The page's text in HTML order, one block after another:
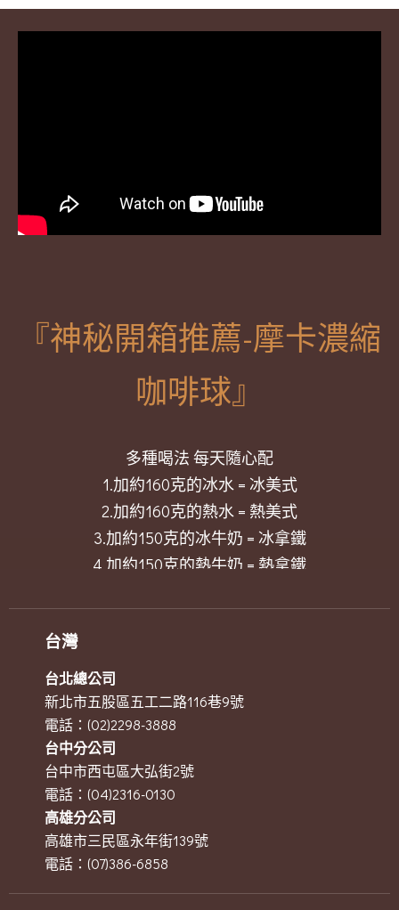
『神秘開箱推薦-摩卡濃縮
咖啡球』
多種喝法 每天隨心配
1.加約160克的冰水 = 冰美式
2.加約160克的熱水 = 熱美式
3.加約150克的冰牛奶 = 冰拿鐵
4.加約150克的熱牛奶 = 熱拿鐵
台灣
台北總公司
新北市五股區五工二路116巷9號
電話：(02)2298-3888
台中分公司
台中市西屯區大弘街2號
電話：(04)2316-0130
高雄分公司
高雄市三民區永年街139號
電話：(07)386-6858